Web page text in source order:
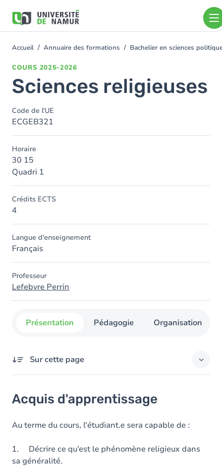
contenu
You
Accueil Annuaire des formations Bachelier en sciences
COURS 2025-2026
Sciences religieuses
Code de l'UE
ECGEB321
Horaire
30 15
Quadri 1
Crédits ECTS
4
Langue d'enseignement
Français
Professeur
Lefebvre Perrin
Présentation Pédagogie Organisation
Sur cette page
Objectifs
Contenu
Acquis d'apprentissage
Au terme du cours, l'étudiant.e sera capable de :
1. Décrire ce qu’est le phénomène religieux dans
sa généralité.